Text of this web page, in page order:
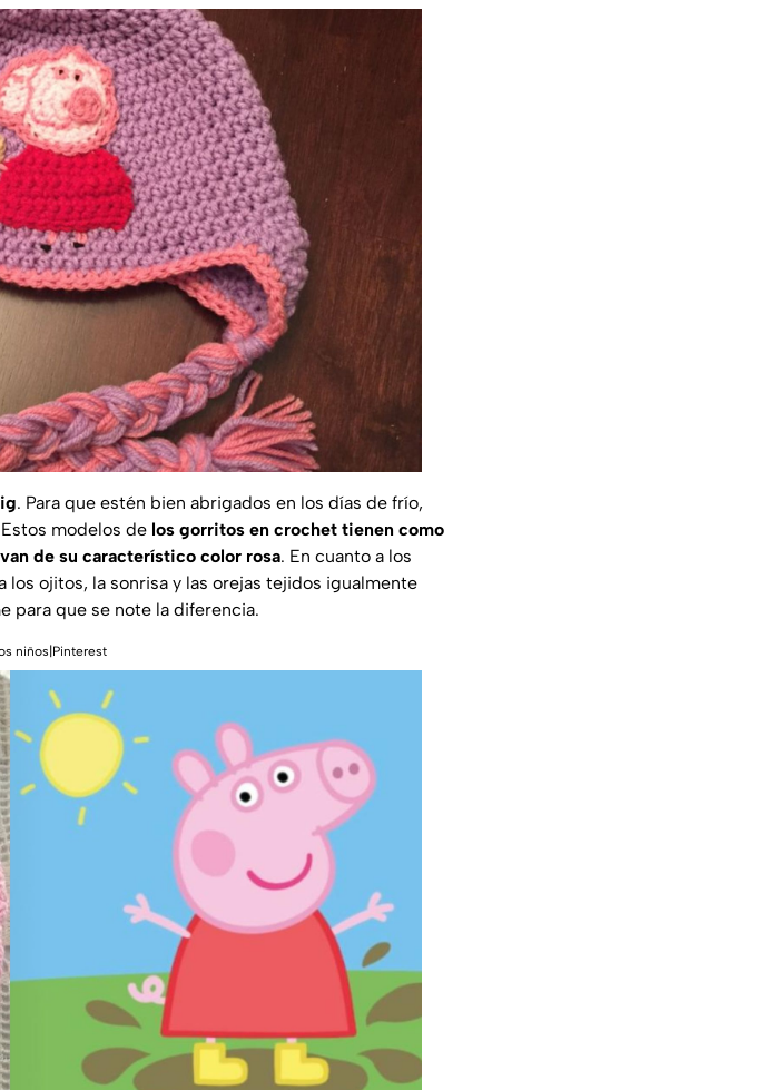
. Para que estén bien abrigados en los días de frío,
modelos de los gorritos en crochet tienen como
de su característico color rosa. En cuanto a los
los ojitos, la sonrisa y las orejas tejidos igualmente
para que se note la diferencia.
niños|Pinterest